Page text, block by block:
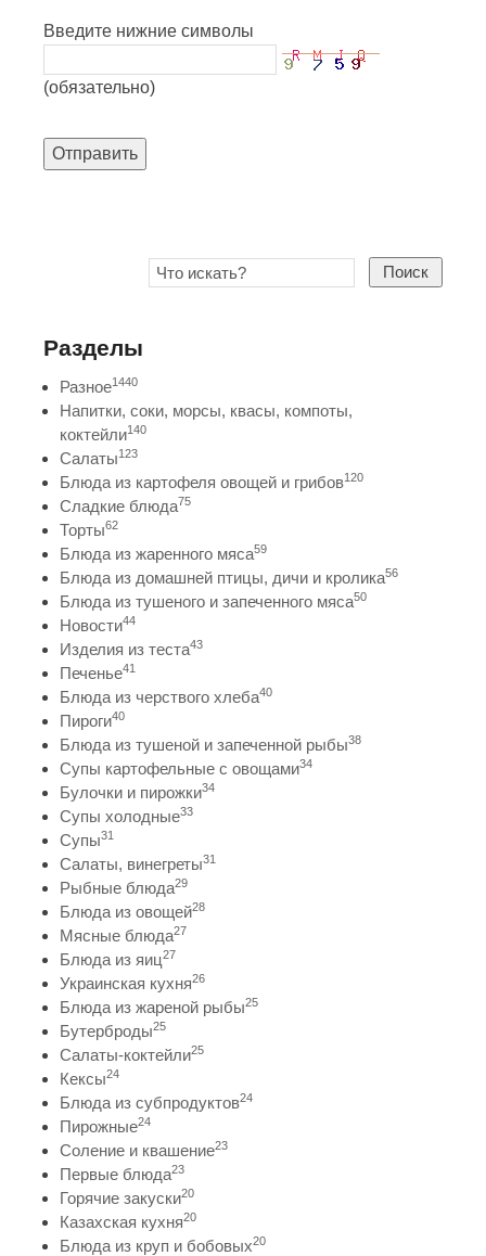
Введите нижние символы
(обязательно)
Отправить
Поиск
Разделы
Разное1440
Напитки, соки, морсы, квасы, компоты,
коктейли140
Салаты123
Блюда из картофеля овощей и грибов120
Сладкие блюда75
Торты62
Блюда из жаренного мяса59
Блюда из домашней птицы, дичи и кролика56
Блюда из тушеного и запеченного мяса50
Новости44
Изделия из теста43
Печенье41
Блюда из черствого хлеба40
Пироги40
Блюда из тушеной и запеченной рыбы38
Супы картофельные с овощами34
Булочки и пирожки34
Супы холодные33
Супы31
Салаты, винегреты31
Рыбные блюда29
Блюда из овощей28
Мясные блюда27
Блюда из яиц27
Украинская кухня26
Блюда из жареной рыбы25
Бутерброды25
Салаты-коктейли25
Кексы24
Блюда из субпродуктов24
Пирожные24
Соление и квашение23
Первые блюда23
Горячие закуски20
Казахская кухня20
Блюда из круп и бобовых20